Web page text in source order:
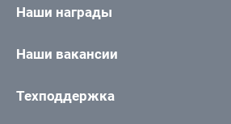
Наши награды
Наши вакансии
Техподдержка